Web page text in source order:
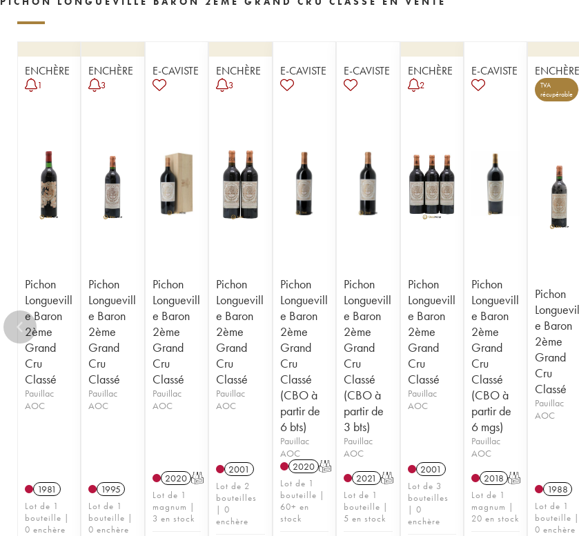
1982
1981 1980
1976 1974
1961
1956
1955 1954 1953
1950
1949 1948 1947
1943
1940 1938 1936
1928
ENCHÈRE
1
Pichon
Longuevill
e Baron
2ème
Grand
Cru
Classé
Pauillac
AOC
1981
Lot de 1
bouteille |
0 enchère
ENCHÈRE
3
Pichon
Longuevill
e Baron
2ème
Grand
Cru
Classé
Pauillac
AOC
1995
Lot de 1
bouteille |
0 enchère
E-CAVISTE
Pichon
Longuevill
e Baron
2ème
Grand
Cru
Classé
Pauillac
AOC
2020 T
Lot de 1
magnum |
3 en stock
ENCHÈRE
3
Pichon
Longuevill
e Baron
2ème
Grand
Cru
Classé
Pauillac
AOC
2001
Lot de 2
bouteilles
| 0
enchère
E-CAVISTE
Pichon
Longuevill
e Baron
2ème
Grand
Cru
Classé
(CBO à
partir de
6 bts)
Pauillac
AOC
2020 T
Lot de 1
bouteille |
60+ en
stock
E-CAVISTE
Pichon
Longuevill
e Baron
2ème
Grand
Cru
Classé
(CBO à
partir de
3 bts)
Pauillac
AOC
2021 T
Lot de 1
bouteille |
5 en stock
ENCHÈRE
2
Pichon
Longuevill
e Baron
2ème
Grand
Cru
Classé
Pauillac
AOC
2001
Lot de 3
bouteilles
| 0
enchère
E-CAVISTE
Pichon
Longuevill
e Baron
2ème
Grand
Cru
Classé
(CBO à
partir de
6 mgs)
Pauillac
AOC
2018 T
Lot de 1
magnum |
20 en stock
ENCHÈRE
TVA
récupérable
Pichon
e Baron
2ème
Grand
Cru
Classé
Pauillac
AOC
1988
Lot de 1
bouteille |
0 enchère